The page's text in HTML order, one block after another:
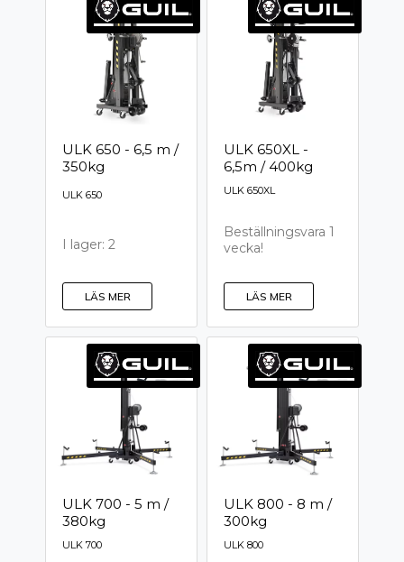
ULK 650 - 6,5 m /
350kg
ULK 650
I lager: 2
LÄS MER
ULK 650XL -
6,5m / 400kg
ULK 650XL
Beställningsvara 1
vecka!
LÄS MER
ULK 700 - 5 m /
380kg
ULK 700
ULK 800 - 8 m /
300kg
ULK 800